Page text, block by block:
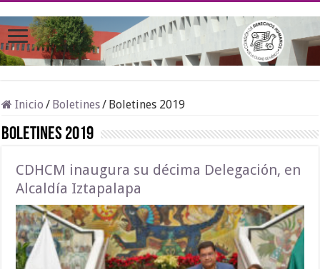
Inicio / Boletines/ Boletines 2019
Boletines 2019
CDHCM inaugura su décima Delegación, en
Alcaldía Iztapalapa